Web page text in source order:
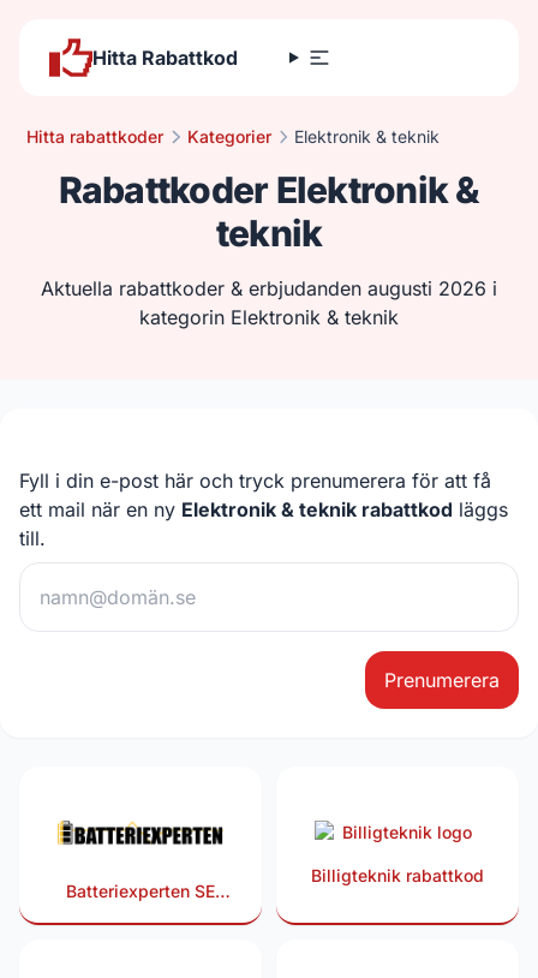
Hitta Rabattkod
Hitta rabattkoder Kategorier Elektronik & teknik
Rabattkoder Elektronik &
teknik
Aktuella rabattkoder & erbjudanden augusti 2026 i
kategorin Elektronik & teknik
Fyll i din e-post här och tryck prenumerera för att få
ett mail när en ny Elektronik & teknik rabattkod läggs
till.
Prenumerera
Batteriexperten SE
Billigteknik rabattkod